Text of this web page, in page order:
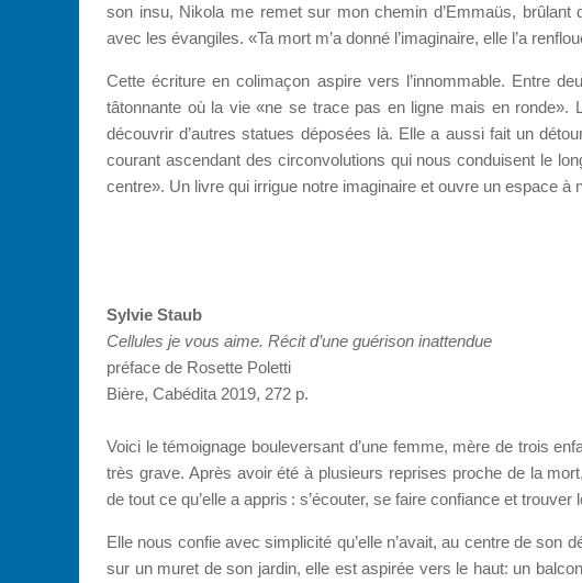
son insu, Nikola me remet sur mon chemin d’Emmaüs,
avec les évangiles. «Ta mort m’a donné l’imaginaire, elle l’a
Cette écriture en colimaçon aspire vers l’innommable. Entre
tâtonnante où la vie «ne se trace pas en ligne mais en ronde».
découvrir d’autres statues déposées là. Elle a aussi fait un
courant ascendant des circonvolutions qui nous conduisent le
centre». Un livre qui irrigue notre imaginaire et ouvre un espace à
Sylvie Staub
Cellules je vous aime. Récit d’une guérison inattendue
préface de Rosette Poletti
Bière, Cabédita 2019, 272 p.
Voici le témoignage bouleversant d’une femme, mère de trois
très grave. Après avoir été à plusieurs reprises proche de la
de tout ce qu’elle a appris : s’écouter, se faire confiance et trouver
Elle nous confie avec simplicité qu’elle n’avait, au centre de son
sur un muret de son jardin, elle est aspirée vers le haut: un